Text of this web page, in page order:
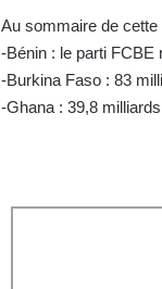
Au sommaire de cette
-Bénin : le parti FCBE
-Burkina Faso : 83
-Ghana : 39,8